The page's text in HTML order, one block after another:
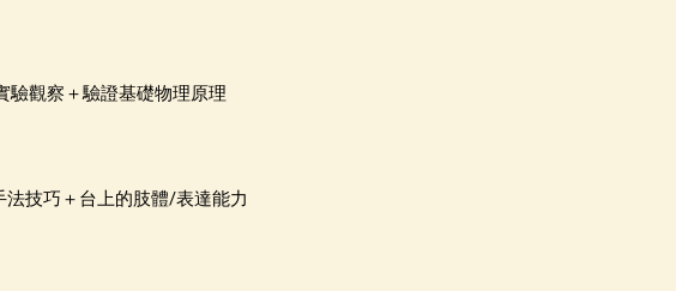
驗觀察＋驗證基礎物理原理
法技巧＋台上的肢體/表達能力